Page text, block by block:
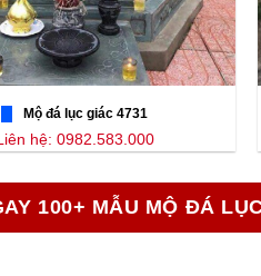
Mộ đá lục giác 4731
hệ: 0982.583.000
100+ MẪU MỘ ĐÁ